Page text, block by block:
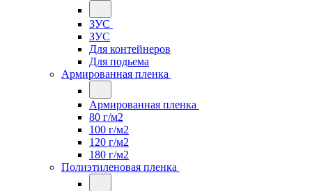
ЗУС
ЗУС
Для контейнеров
Для подьема
Армированная пленка
Армированная пленка
80 г/м2
100 г/м2
120 г/м2
180 г/м2
Полиэтиленовая пленка